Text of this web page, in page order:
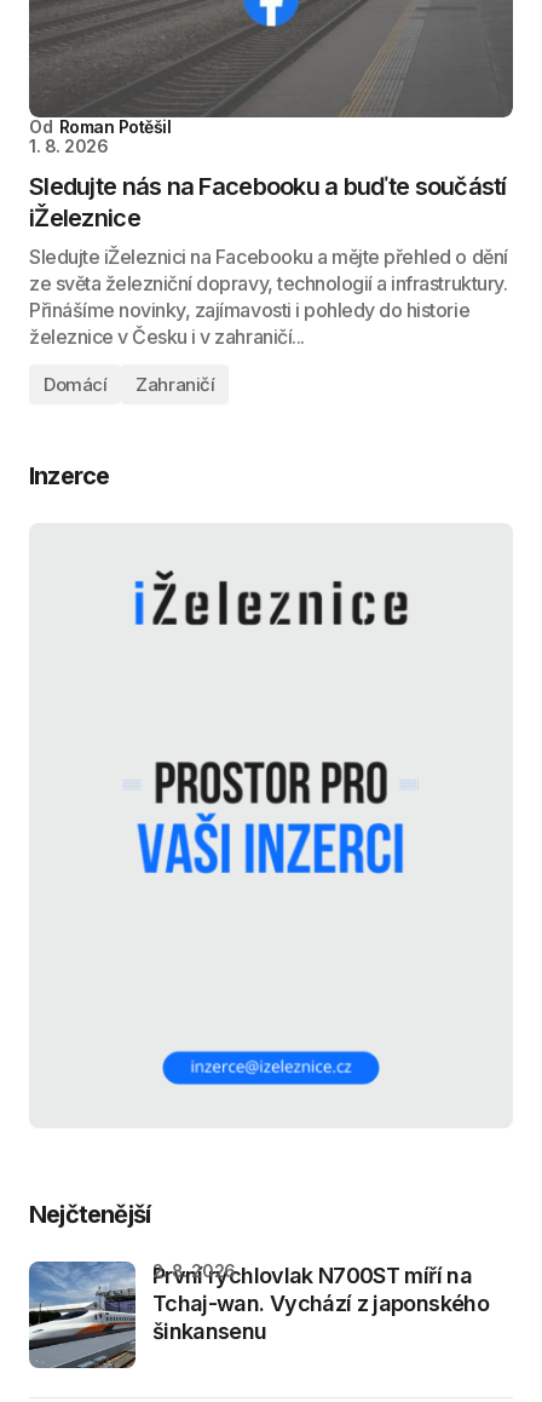
Od Roman Potěšil
1. 8. 2026
Sledujte nás na Facebooku a buďte součástí
iŽeleznice
Sledujte iŽeleznici na Facebooku a mějte přehled o dění
ze světa železniční dopravy, technologií a infrastruktury.
Přinášíme novinky, zajímavosti i pohledy do historie
železnice v Česku i v zahraničí...
Domácí Zahraničí
Inzerce
Nejčtenější
První rychlovlak N700ST míří na
Tchaj-wan. Vychází z japonského
šinkansenu
2. 8. 2026